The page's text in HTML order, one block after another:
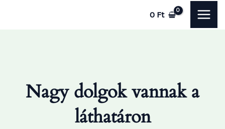
0 Ft
Nagy dolgok vannak a
láthatáron